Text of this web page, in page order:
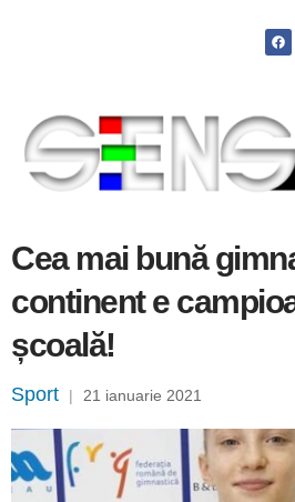
Cea mai bună
continent e
școală!
Sport | 21 ianuarie 2021